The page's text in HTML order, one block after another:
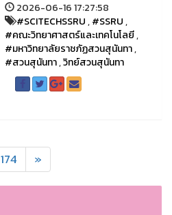
2026-06-16 17:27:58
#SCITECHSSRU,#SSRU,
#คณะวิทยาศาสตร์และเทคโนโลยี,
#มหาวิทยาลัยราชภัฏสวนสุนันทา,
#สวนสุนันทา,วิทย์สวนสุนันทา
174 »